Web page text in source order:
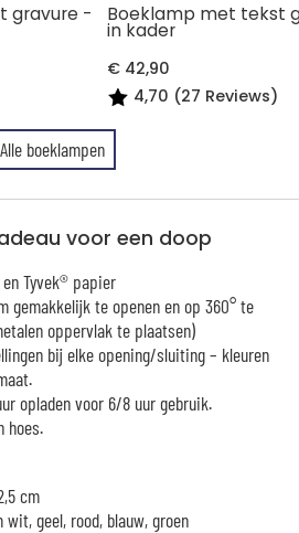
gravure - Boeklamp met tekst
in kader
€ 42,90
4,70 (27 Reviews)
Alle boeklampen
voor een doop
Tyvek® papier
gemakkelijk te openen en op 360° te
oppervlak te plaatsen)
bij elke opening/sluiting – kleuren
opladen voor 6/8 uur gebruik.
hoes.
cm
geel, rood, blauw, groen